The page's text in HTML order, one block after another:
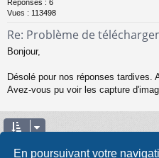
En poursuivant votre
Réponses : 6
Vues : 113498
Re: Problème de
Bonjour,
Désolé pour nos réponses tardives.
Avez-vous pu voir les capture
Page